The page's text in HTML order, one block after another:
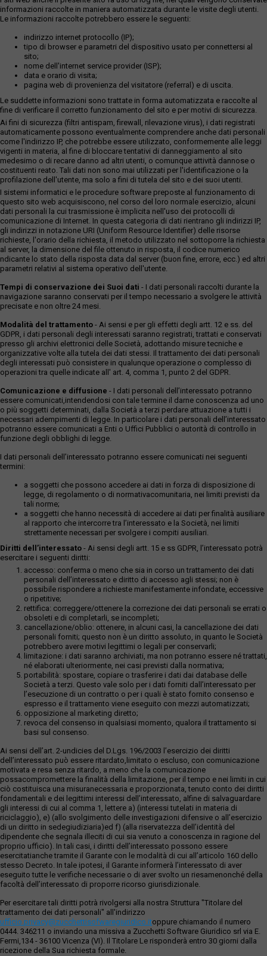
informazioni raccolte in maniera automatizzata durante le visite degli utenti.
Le informazioni raccolte potrebbero essere le seguenti:
indirizzo internet protocollo (IP);
tipo di browser e parametri del dispositivo usato per connettersi al
sito;
nome dell'internet service provider (ISP);
data e orario di visita;
pagina web di provenienza del visitatore (referral) e di uscita.
Le suddette informazioni sono trattate in forma automatizzata e raccolte al
fine di verificare il corretto funzionamento del sito e per motivi di sicurezza.
Ai fini di sicurezza (filtri antispam, firewall, rilevazione virus), i dati registrati
automaticamente possono eventualmente comprendere anche dati personali
come l'indirizzo IP, che potrebbe essere utilizzato, conformemente alle leggi
vigenti in materia, al fine di bloccare tentativi di danneggiamento al sito
medesimo o di recare danno ad altri utenti, o comunque attività dannose o
costituenti reato. Tali dati non sono mai utilizzati per l'identificazione o la
profilazione dell'utente, ma solo a fini di tutela del sito e dei suoi utenti.
I sistemi informatici e le procedure software preposte al funzionamento di
questo sito web acquisiscono, nel corso del loro normale esercizio, alcuni
dati personali la cui trasmissione è implicita nell'uso dei protocolli di
comunicazione di Internet. In questa categoria di dati rientrano gli indirizzi IP,
gli indirizzi in notazione URI (Uniform Resource Identifier) delle risorse
richieste, l'orario della richiesta, il metodo utilizzato nel sottoporre la richiesta
al server, la dimensione del file ottenuto in risposta, il codice numerico
ndicante lo stato della risposta data dal server (buon fine, errore, ecc.) ed altri
parametri relativi al sistema operativo dell'utente.
Tempi di conservazione dei Suoi dati - I dati personali raccolti durante la
navigazione saranno conservati per il tempo necessario a svolgere le attività
precisate e non oltre 24 mesi.
Modalità del trattamento - Ai sensi e per gli effetti degli artt. 12 e ss. del
GDPR, i dati personali degli interessati saranno registrati, trattati e conservati
presso gli archivi elettronici delle Società, adottando misure tecniche e
organizzative volte alla tutela dei dati stessi. Il trattamento dei dati personali
degli interessati può consistere in qualunque operazione o complesso di
operazioni tra quelle indicate all' art. 4, comma 1, punto 2 del GDPR.
Comunicazione e diffusione - I dati personali dell’interessato potranno
essere comunicati,intendendosi con tale termine il darne conoscenza ad uno
o più soggetti determinati, dalla Società a terzi perdare attuazione a tutti i
necessari adempimenti di legge. In particolare i dati personali dell’interessato
potranno essere comunicati a Enti o Uffici Pubblici o autorità di controllo in
funzione degli obblighi di legge.
I dati personali dell’interessato potranno essere comunicati nei seguenti
termini:
a soggetti che possono accedere ai dati in forza di disposizione di
legge, di regolamento o di normativacomunitaria, nei limiti previsti da
tali norme;
a soggetti che hanno necessità di accedere ai dati per finalità ausiliare
al rapporto che intercorre tra l’interessato e la Società, nei limiti
strettamente necessari per svolgere i compiti ausiliari.
Diritti dell’interessato - Ai sensi degli artt. 15 e ss GDPR, l’interessato potrà
esercitare i seguenti diritti:
accesso: conferma o meno che sia in corso un trattamento dei dati
personali dell’interessato e diritto di accesso agli stessi; non è
possibile rispondere a richieste manifestamente infondate, eccessive
o ripetitive;
rettifica: correggere/ottenere la correzione dei dati personali se errati o
obsoleti e di completarli, se incompleti;
cancellazione/oblio: ottenere, in alcuni casi, la cancellazione dei dati
personali forniti; questo non è un diritto assoluto, in quanto le Società
potrebbero avere motivi legittimi o legali per conservarli;
limitazione: i dati saranno archiviati, ma non potranno essere né trattati,
né elaborati ulteriormente, nei casi previsti dalla normativa;
portabilità: spostare, copiare o trasferire i dati dai database delle
Società a terzi. Questo vale solo per i dati forniti dall’interessato per
l’esecuzione di un contratto o per i quali è stato fornito consenso e
espresso e il trattamento viene eseguito con mezzi automatizzati;
opposizione al marketing diretto;
revoca del consenso in qualsiasi momento, qualora il trattamento si
basi sul consenso.
Ai sensi dell’art. 2-undicies del D.Lgs. 196/2003 l’esercizio dei diritti
dell’interessato può essere ritardato,limitato o escluso, con comunicazione
motivata e resa senza ritardo, a meno che la comunicazione
possacompromettere la finalità della limitazione, per il tempo e nei limiti in cui
ciò costituisca una misuranecessaria e proporzionata, tenuto conto dei diritti
fondamentali e dei legittimi interessi dell’interessato, alfine di salvaguardare
gli interessi di cui al comma 1, lettere a) (interessi tutelati in materia di
riciclaggio), e) (allo svolgimento delle investigazioni difensive o all’esercizio
di un diritto in sedegiudiziaria)ed f) (alla riservatezza dell’identità del
dipendente che segnala illeciti di cui sia venuto a conoscenza in ragione del
proprio ufficio). In tali casi, i diritti dell’interessato possono essere
esercitatianche tramite il Garante con le modalità di cui all’articolo 160 dello
stesso Decreto. In tale ipotesi, il Garante informerà l’interessato di aver
eseguito tutte le verifiche necessarie o di aver svolto un riesamenonché della
facoltà dell’interessato di proporre ricorso giurisdizionale.
Per esercitare tali diritti potrà rivolgersi alla nostra Struttura "Titolare del
trattamento dei dati personali" all'indirizzo
ufficio.privacy@zucchettisofwaregiuridico.itoppure chiamando il numero
0444. 346211 o inviando una missiva a Zucchetti Software Giuridico srl via E.
Fermi,134 - 36100 Vicenza (VI). Il Titolare Le risponderà entro 30 giorni dalla
ricezione della Sua richiesta formale.